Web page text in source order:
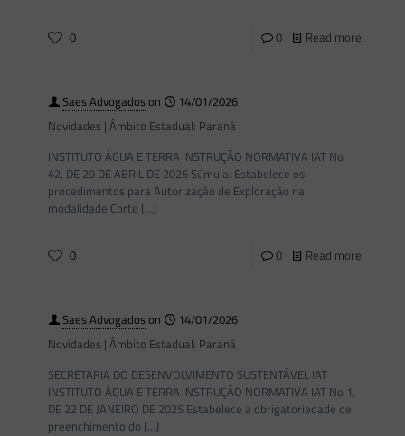
0 0 Read more
Saes Advogadoson
14/01/2026
Novidades | Âmbito Estadual: Paraná
INSTITUTO ÁGUA E TERRA INSTRUÇÃO NORMATIVA IAT No
42, DE 29 DE ABRIL DE 2025 Súmula: Estabelece os
procedimentos para Autorização de Exploração na
modalidade Corte […]
0 0 Read more
Saes Advogadoson
14/01/2026
Novidades | Âmbito Estadual: Paraná
SECRETARIA DO DESENVOLVIMENTO SUSTENTÁVEL IAT
INSTITUTO ÁGUA E TERRA INSTRUÇÃO NORMATIVA IAT No 1,
DE 22 DE JANEIRO DE 2025 Estabelece a obrigatoriedade de
preenchimento do […]